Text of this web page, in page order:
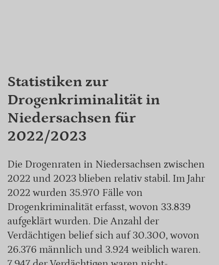
Statistiken zur
Drogenkriminalität in
Niedersachsen für
2022/2023
Die Drogenraten in Niedersachsen zwischen
2022 und 2023 blieben relativ stabil. Im Jahr
2022 wurden 35.970 Fälle von
Drogenkriminalität erfasst, wovon 33.839
aufgeklärt wurden. Die Anzahl der
Verdächtigen belief sich auf 30.300, wovon
26.376 männlich und 3.924 weiblich waren.